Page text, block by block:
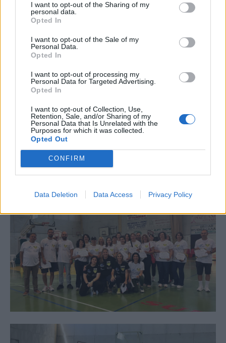
I want to opt-out of the Sharing of my
personal data.
Opted In
I want to opt-out of the Sale of my
Personal Data.
Opted In
I want to opt-out of processing my
Personal Data for Targeted Advertising.
Opted In
I want to opt-out of Collection, Use,
Retention, Sale, and/or Sharing of my
Personal Data that Is Unrelated with the
Purposes for which it was collected.
Opted Out
CONFIRM
Data Deletion Data Access Privacy Policy